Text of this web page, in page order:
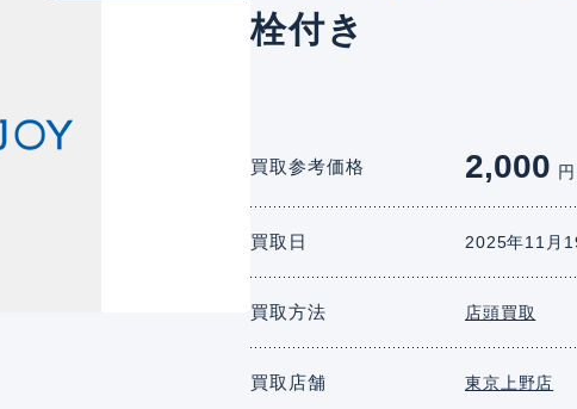
栓付き
買取参考価格 2,000
買取日 2025年11月
買取方法 店頭買取
買取店舗 東京上野店